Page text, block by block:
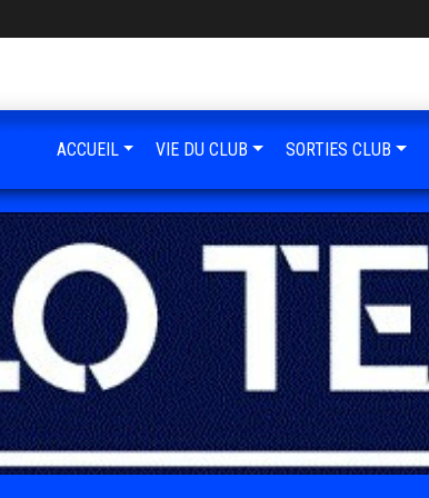
ACCUEIL VIE DU CLUB SORTIES CLUB